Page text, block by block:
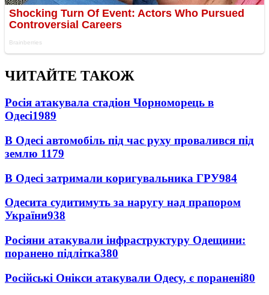
ЧИТАЙТЕ ТАКОЖ
Росія атакувала стадіон Чорноморець в
Одесі1989
В Одесі автомобіль під час руху провалився під
землю 1179
В Одесі затримали коригувальника ГРУ984
Одесита судитимуть за наругу над прапором
України938
Росіяни атакували інфраструктуру Одещини:
поранено підлітка380
Російські Онікси атакували Одесу, є поранені80